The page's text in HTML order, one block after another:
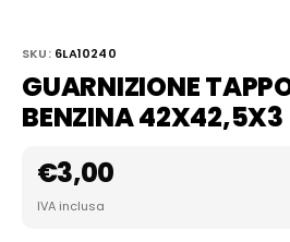
SKU: 6LA10240
GUARNIZIONE
BENZINA
€3,00
IVA inclusa